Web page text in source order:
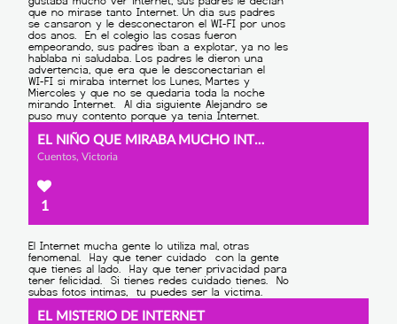
EL NIÑO QUE MIRABA MUCHO INTERNET
Cuentos, Victoria
1
EL MISTERIO DE INTERNET